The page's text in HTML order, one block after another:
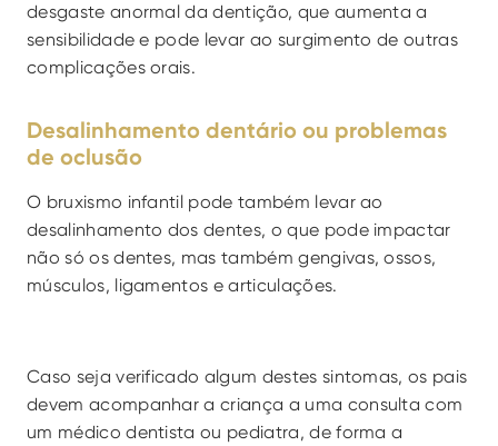
desgaste anormal da dentição, que aumenta a
sensibilidade e pode levar ao surgimento de outras
complicações orais.
Desalinhamento dentário ou problemas
de oclusão
O bruxismo infantil pode também levar ao
desalinhamento dos dentes, o que pode impactar
não só os dentes, mas também gengivas, ossos,
músculos, ligamentos e articulações.
Caso seja verificado algum destes sintomas, os pais
devem acompanhar a criança a uma consulta com
um médico dentista ou pediatra, de forma a